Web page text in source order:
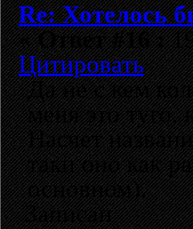
Re: Хотелось
«Ответ #16 :
Цитировать
Да не с кем
меня это туго,
Насчет
таки оно как
основном).
Записан